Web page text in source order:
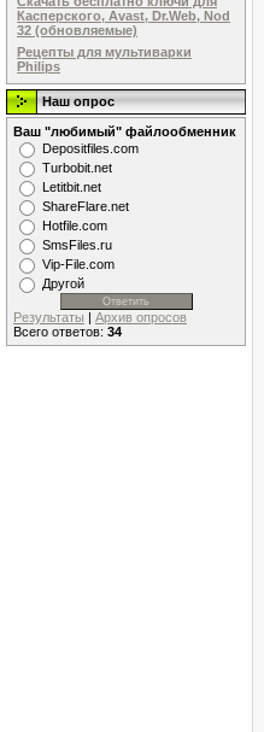
Касперского, Avast, Dr.Web, Nod
32 (обновляемые)
Рецепты для мультиварки
Philips
Наш опрос
Ваш "любимый" файлообменник
Dеpоsitfilеs.com
Turbobit.net
Letitbit.net
ShareFlare.net
Hotfile.com
SmsFiles.ru
Vip-File.com
Другой
Результаты | Архив опросов
Всего ответов: 34